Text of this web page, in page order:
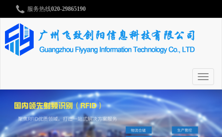
服务热线020-29865190
切
换